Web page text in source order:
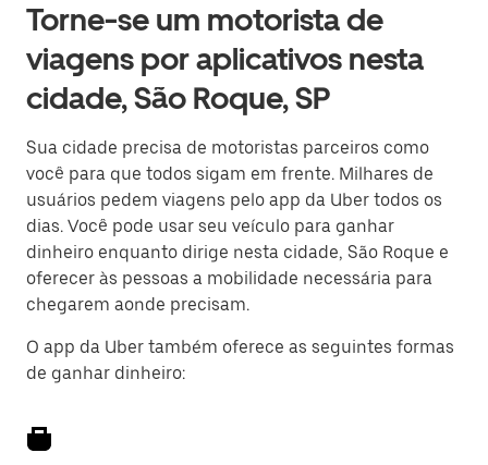
Torne-se um motorista de
viagens por aplicativos nesta
cidade, São Roque, SP
Sua cidade precisa de motoristas parceiros como
você para que todos sigam em frente. Milhares de
usuários pedem viagens pelo app da Uber todos os
dias. Você pode usar seu veículo para ganhar
dinheiro enquanto dirige nesta cidade, São Roque e
oferecer às pessoas a mobilidade necessária para
chegarem aonde precisam.
O app da Uber também oferece as seguintes formas
de ganhar dinheiro: